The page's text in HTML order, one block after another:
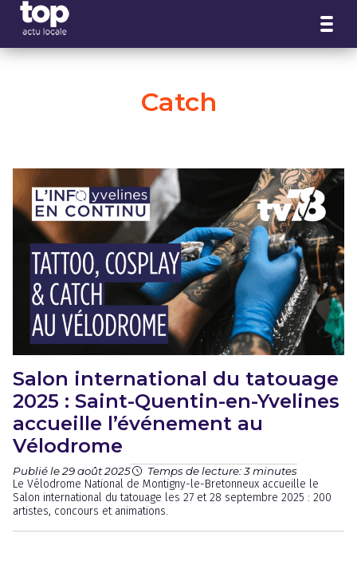
Catch
Salon international du tatouage
2025 : Saint-Quentin-en-Yvelines
accueille l’événement au
Vélodrome
Publié le 29 août 2025 Temps de lecture: 3 minutes
Le Vélodrome National de Montigny-le-Bretonneux accueille le
Salon international du tatouage les 27 et 28 septembre 2025 : 200
artistes, concours et animations.
Panneau de gestion des cookies